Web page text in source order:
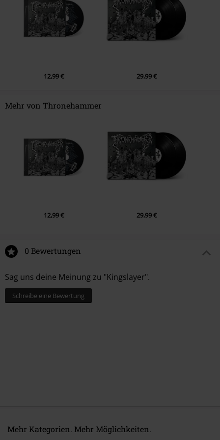
12,99 € 29,99 €
Mehr von Thronehammer
12,99 € 29,99 €
0 Bewertungen
Sag uns deine Meinung zu "Kingslayer".
Schreibe eine Bewertung
Mehr Kategorien. Mehr Möglichkeiten.